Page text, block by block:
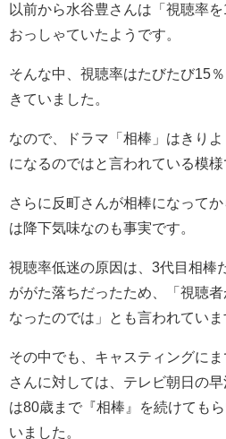
以前から水谷豊さんは「視聴率
おっしゃていたようです。
そんな中、視聴率はたびたび15
きていました。
なので、ドラマ「相棒」はきり
になるのではと言われている模様
さらに反町さんが相棒になってか
は降下気味なのも事実です。
視聴率低迷の原因は、3代目相棒
ががた落ちだったため、「視聴
なったのでは」とも言われていま
その中でも、キャスティングに
さんに対しては、テレビ朝日の
は80歳まで『相棒』を続けても
いました。